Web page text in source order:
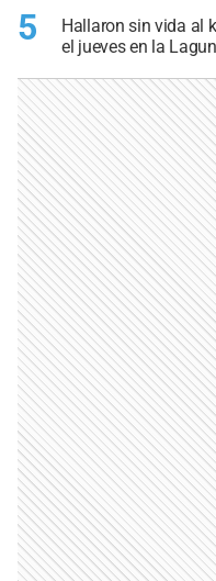
5
Hallaron sin vida al
el jueves en la